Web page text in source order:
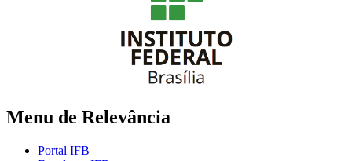
Menu de Relevância
Portal IFB